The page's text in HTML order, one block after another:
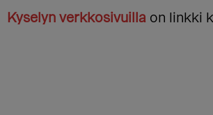
Kyselyn verkkosivuilla on linkki